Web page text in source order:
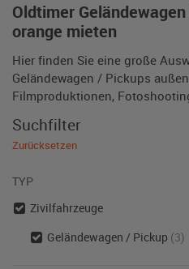
Oldtimer
orange mieten
Hier finden Sie eine große
Geländewagen / Pickups
Filmproduktionen,
Suchfilter
Zurücksetzen
TYP
Zivilfahrzeuge
Geländewagen / Pickup (3)